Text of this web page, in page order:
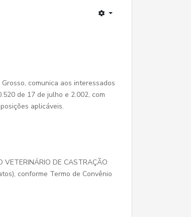
comunica aos interessados
de 17 de julho e 2.002, com
aplicáveis.
VETERINÁRIO DE CASTRAÇÃO
conforme Termo de Convênio